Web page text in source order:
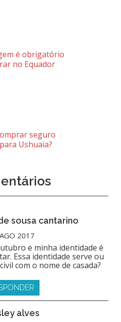
é obrigatório
no Equador
seguro
Ushuaia?
sousa cantarino
2017
e minha identidade é
Essa identidade serve ou
com o nome de casada?
alves